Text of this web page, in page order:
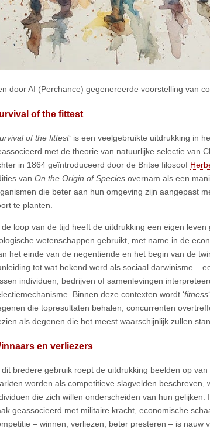
door AI (Perchance) gegenereerde voorstelling van
of the fittest
of the fittest‘ is een veelgebruikte uitdrukking in
met de theorie van natuurlijke selectie van
in 1864 geïntroduceerd door de Britse filosoof
van On the Origin of Species overnam als een
die beter aan hun omgeving zijn aangepast
te planten.
de loop van de tijd heeft de uitdrukking een eigen
wetenschappen gebruikt, met name in de
het einde van de negentiende en het begin van de
tot wat bekend werd als sociaal darwinisme –
individuen, bedrijven of samenlevingen
Binnen deze contexten wordt ‘fitness
die topresultaten behalen, concurrenten
als degenen die het meest waarschijnlijk zullen
en verliezers
dit bredere gebruik roept de uitdrukking beelden op
worden als competitieve slagvelden
die zich willen onderscheiden van hun gelijken.
geassocieerd met militaire kracht, economische
– winnen, verliezen, beter presteren – is nauw